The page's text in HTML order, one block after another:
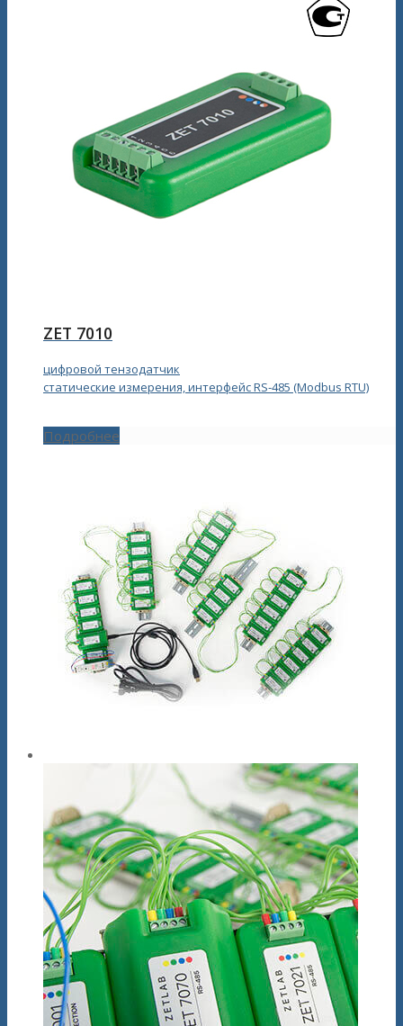
ZET 7010
цифровой тензодатчик
статические измерения, интерфейс RS‑485 (Modbus RTU)
Подробнее